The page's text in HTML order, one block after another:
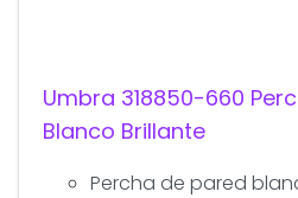
Umbra 318850-660
Blanco Brillante
Percha de pared